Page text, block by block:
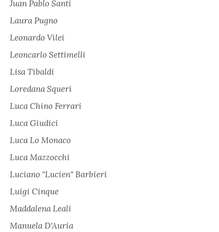
Juan Pablo Santi
Laura Pugno
Leonardo Vilei
Leoncarlo Settimelli
Lisa Tibaldi
Loredana Squeri
Luca Chino Ferrari
Luca Giudici
Luca Lo Monaco
Luca Mazzocchi
Luciano "Lucien" Barbieri
Luigi Cinque
Maddalena Leali
Manuela D'Auria